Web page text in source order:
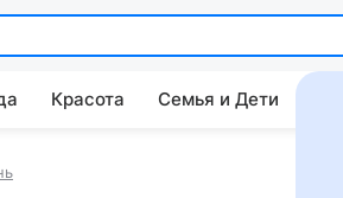
Красота Семья и Дети